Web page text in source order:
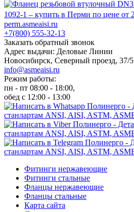
+7(800) 555-32-13
Заказать обратный звонок
Адрес выдачи: Деловые Линии
Новосибирск, Северный проезд, 37/5
info@asmeaisi.ru
Режим работы:
пн - пт 08:00 - 18:00,
обед с 12:00 - 13:00
Фитинги нержавеющие
Фитинги стальные
Фланцы нержавеющие
Фланцы стальные
Карта сайта